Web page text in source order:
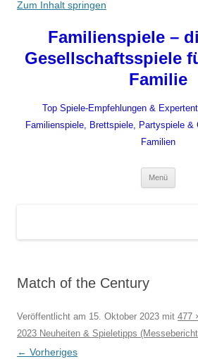
Zum Inhalt springen
Familienspiele –
Gesellschaftsspiele
Familie
Top Spiele-Empfehlungen &
Familienspiele, Brettspiele, Partyspiele
Familien
Menü
Match of the Century
Veröffentlicht am 15. Oktober 2023 mit 477
2023 Neuheiten & Spieletipps
← Vorheriges